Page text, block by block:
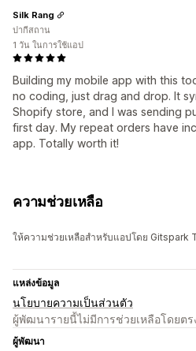
Building my mobile app with this
no coding, just drag and drop. It
Shopify store, and I was sending
first day. My repeat orders have
app. Totally worth it!
Silk Rang
ปากีสถาน
1 วัน ในการใช้แอป
ความช่วยเหลือ
ให้ความช่วยเหลือสำหรับแอปโดย Gitspark
แหล่งข้อมูล
นโยบายความเป็นส่วนตัว
ผู้พัฒนารายนี้ไม่มีการช่วยเหลือโดยตร
ผู้พัฒนา